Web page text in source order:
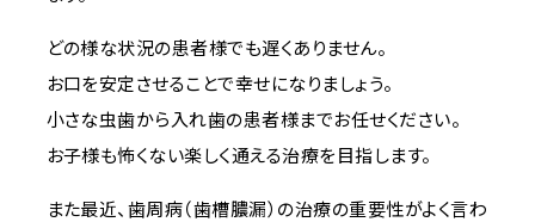
どの様な状況の患者様でも遅くありません。
お口を安定させることで幸せになりましょう。
小さな虫歯から入れ歯の患者様までお任せください。
お子様も怖くない楽しく通える治療を目指します。
また最近、歯周病（歯槽膿漏）の治療の重要性がよく言わ